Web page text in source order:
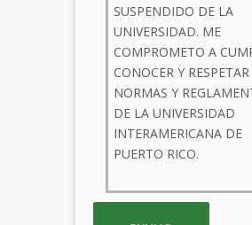
SUSPENDIDO DE LA
UNIVERSIDAD. ME
COMPROMETO A
CONOCER Y
NORMAS Y
DE LA UNIVERSIDAD
INTERAMERICANA DE
PUERTO RICO.